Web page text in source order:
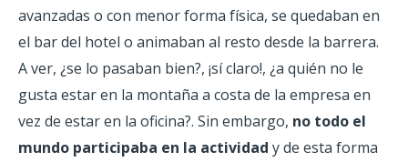
avanzadas o con menor forma física, se quedaban en
el bar del hotel o animaban al resto desde la barrera.
A ver, ¿se lo pasaban bien?, ¡sí claro!, ¿a quién no le
gusta estar en la montaña a costa de la empresa en
vez de estar en la oficina?. Sin embargo, no todo el
mundo participaba en la actividad y de esta forma